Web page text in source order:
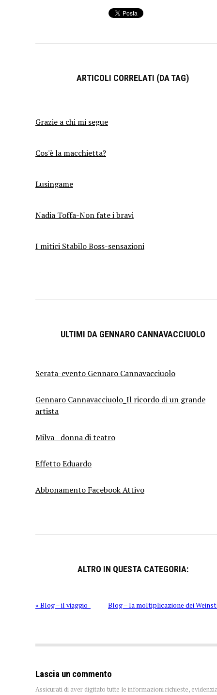
ARTICOLI CORRELATI (DA TAG)
Grazie a chi mi segue
Cos'è la macchietta?
Lusingame
Nadia Toffa-Non fate i bravi
I mitici Stabilo Boss-sensazioni
ULTIMI DA GENNARO CANNAVACCIUOLO
Serata-evento Gennaro Cannavacciuolo
Gennaro Cannavacciuolo_Il ricordo di un grande
artista
Milva - donna di teatro
Effetto Eduardo
Abbonamento Facebook Attivo
ALTRO IN QUESTA CATEGORIA:
« Blog – il viaggio Blog – la moltiplicazione dei
Lascia un commento
Assicurati di aver digitato tutte le informazioni richieste,